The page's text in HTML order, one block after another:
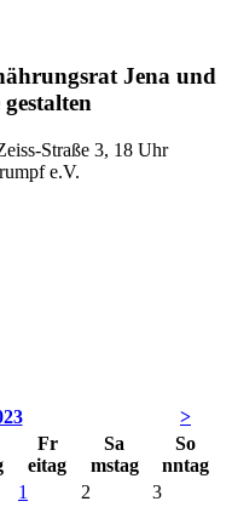
Jena und
Straße 3, 18 Uhr
e.V.
>
Fr
eitag
Sa
mstag
So
nntag
1
2
3